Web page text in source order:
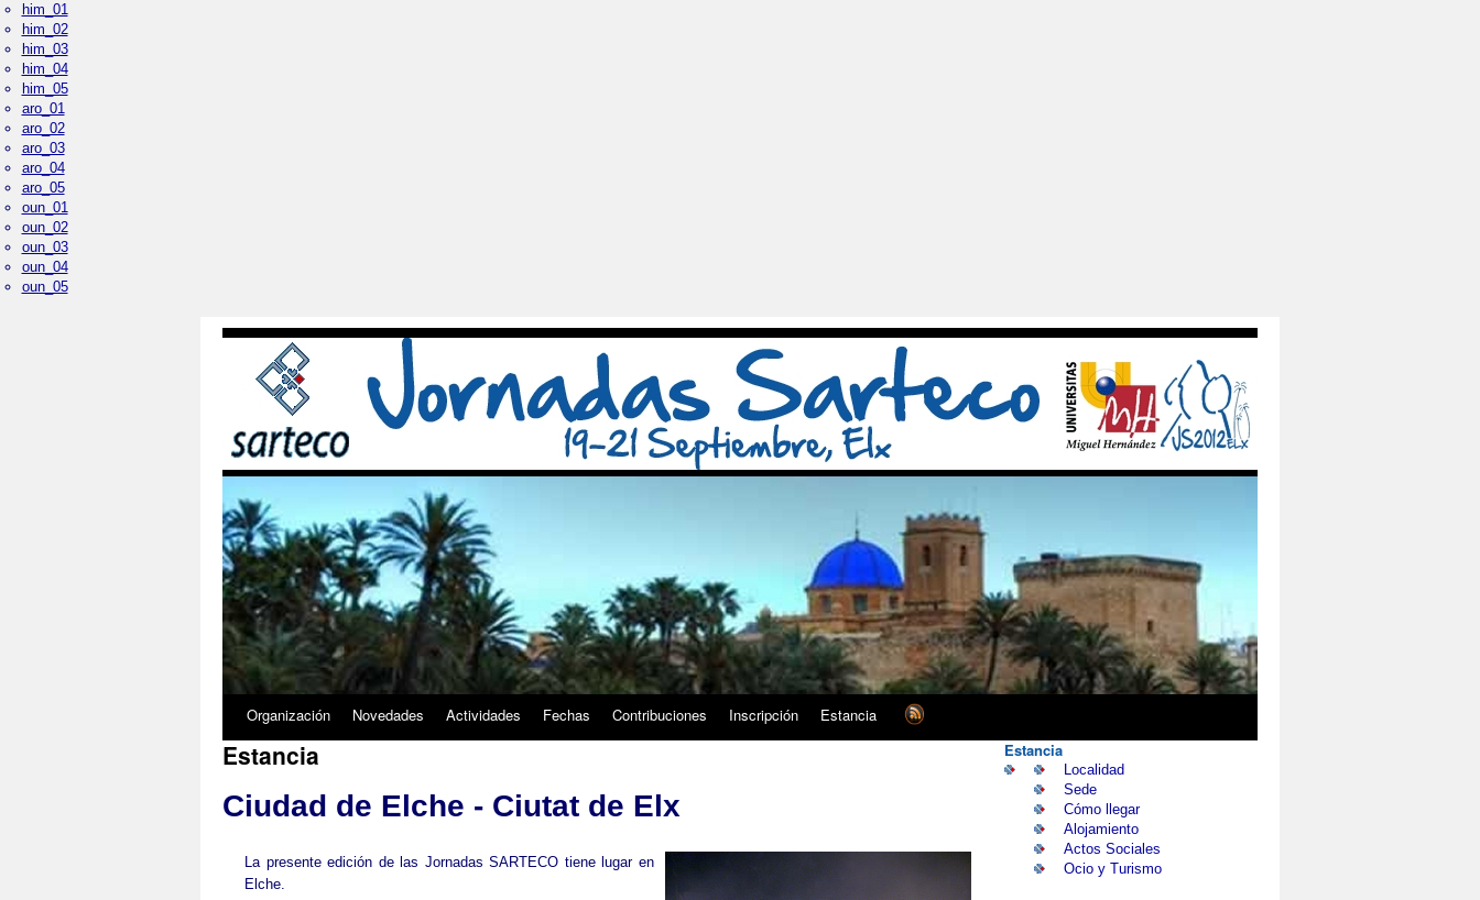
him_01
him_02
him_03
him_04
him_05
aro_01
aro_02
aro_03
aro_04
aro_05
oun_01
oun_02
oun_03
oun_04
oun_05
3/5
Plaza Mayor
Organización Novedades Actividades Fechas Contribuciones Inscripción Estancia
Estancia
Ciudad de Elche - Ciutat de Elx
La presente edición de las Jornadas SARTECO tiene lugar en
Elche.
Estancia
Localidad
Sede
Cómo llegar
Alojamiento
Actos Sociales
Ocio y Turismo